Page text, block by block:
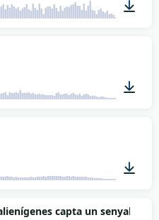
00:31
capta un senyal